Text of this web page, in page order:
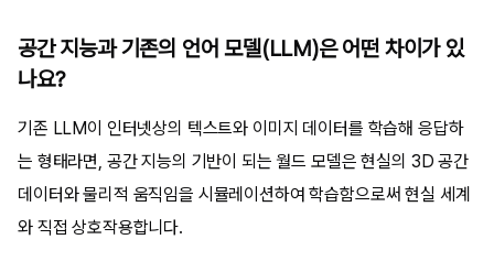
공간 지능과 기존의 언어 모델(LLM)은 어떤 차이가 있
나요?
기존 LLM이 인터넷상의 텍스트와 이미지 데이터를 학습해 응답하
는 형태라면, 공간 지능의 기반이 되는 월드 모델은 현실의 3D 공간
데이터와 물리적 움직임을 시뮬레이션하여 학습함으로써 현실 세계
와 직접 상호작용합니다.